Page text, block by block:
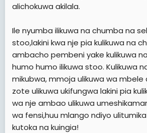
alichokuwa akilala.
Ile nyumba ilikuwa na chumba na
stoo,lakini kwa nje pia kulikuwa na
ambacho pembeni yake kulikuwa
humo humo ilikuwa stoo. Kulikuwa
mikubwa, mmoja ulikuwa wa
zote ulikuwa ukifungwa lakini pia
wa nje ambao ulikuwa
wa fensi,huu mlango ndiyo
kutoka na kuingia!